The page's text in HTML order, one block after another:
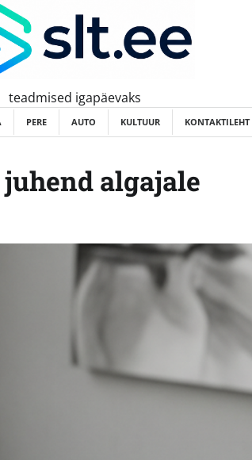
teadmised igapäevaks
PERE AUTO KULTUUR KONTAKTILEHT
algajale